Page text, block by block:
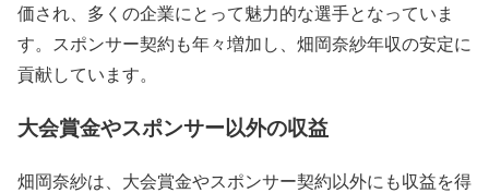
価され、多くの企業にとって魅力的な選手となっていま
す。スポンサー契約も年々増加し、畑岡奈紗年収の安定に
貢献しています。
大会賞金やスポンサー以外の収益
畑岡奈紗は、大会賞金やスポンサー契約以外にも収益を得